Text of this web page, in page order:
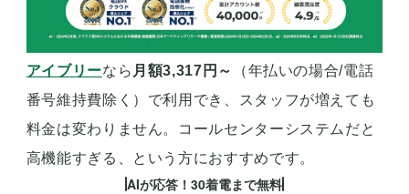
アイブリーなら 月額3,317円～
（年払いの場合/電話
番号維持費除く）で利用でき、スタッフが増えても
料金は変わりません。コールセンターシステムだと
高機能すぎる、という方におすすめです。
AIが応答！30着電まで無料